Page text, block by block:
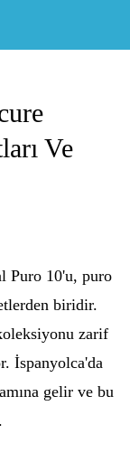
Ve
Puro 10'u, puro
biridir.
zarif
İspanyolca'da
gelir ve bu